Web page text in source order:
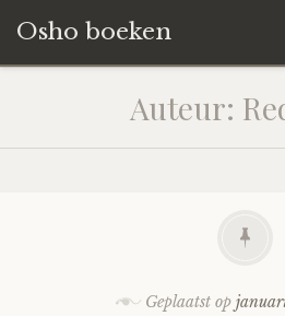
Osho boeken
inhoud
Auteur:
Geplaatst op